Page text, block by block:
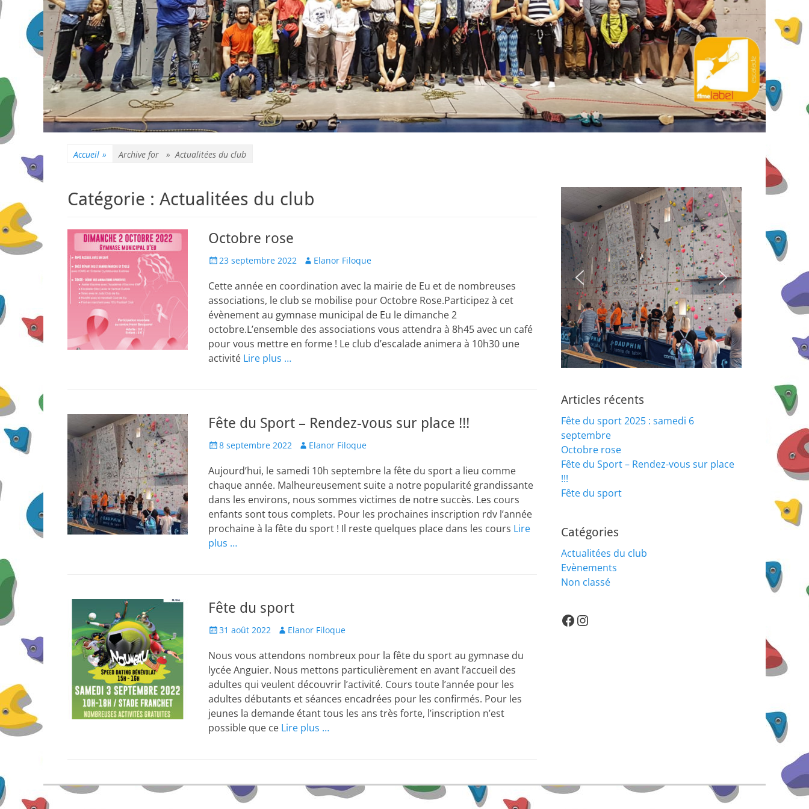
Accueil » Archive for »Actualitées du club
Catégorie : Actualitées du club
Octobre rose
Posted
23 septembre 2022 Author
Elanor Filoque
Cette année en coordination avec la mairie de Eu et de nombreuses
associations, le club se mobilise pour Octobre Rose.Participez à cet
évènement au gymnase municipal de Eu le dimanche 2
octobre.L’ensemble des associations vous attendra à 8h45 avec un café
pour vous mettre en forme ! Le club d’escalade animera à 10h30 une
activité Lire plus …
Fête du Sport – Rendez-vous sur place !!!
Posted
8 septembre 2022 Author
Elanor Filoque
Aujourd’hui, le samedi 10h septembre la fête du sport a lieu comme
chaque année. Malheureusement suite a notre popularité grandissante
dans les environs, nous sommes victimes de notre succès. Les cours
enfants sont tous complets. Pour les prochaines inscription rdv l’année
prochaine à la fête du sport ! Il reste quelques place dans les cours Lire
plus …
Fête du sport
Posted
31 août 2022 Author
Elanor Filoque
Nous vous attendons nombreux pour la fête du sport au gymnase du
lycée Anguier. Nous mettons particulièrement en avant l’accueil des
adultes qui veulent découvrir l’activité. Cours toute l’année pour les
adultes débutants et séances encadrées pour les confirmés. Pour les
jeunes la demande étant tous les ans très forte, l’inscription n’est
possible que ce Lire plus …
Articles récents
Fête du sport 2025 : samedi 6
septembre
Octobre rose
Fête du Sport – Rendez-vous sur place
!!!
Fête du sport
Catégories
Actualitées du club
Evènements
Non classé
lien ver la page facebook du club : https://fr-fr.facebook.com/verticaleudois/
Instagram